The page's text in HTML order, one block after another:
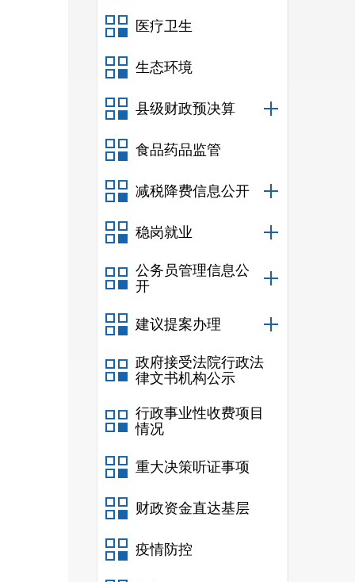
医疗卫生
生态环境
县级财政预决算
食品药品监管
减税降费信息公开
稳岗就业
公务员管理信息公
开
建议提案办理
政府接受法院行政法
律文书机构公示
行政事业性收费项目
情况
重大决策听证事项
财政资金直达基层
疫情防控